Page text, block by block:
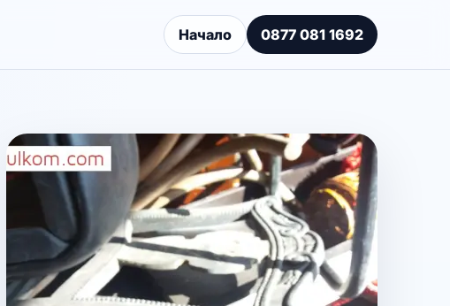
Начало 0877 081 1692